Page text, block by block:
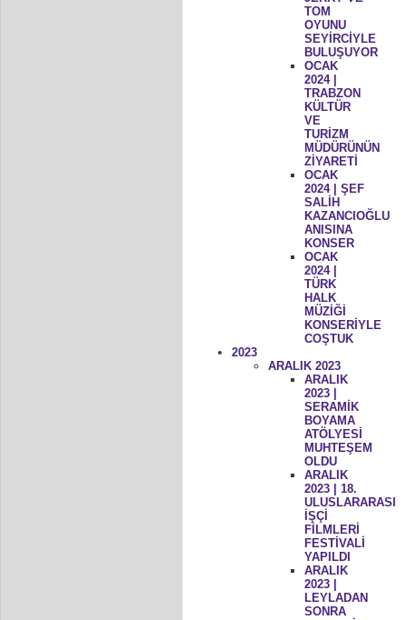
TOM
OYUNU
SEYİRCİYLE
BULUŞUYOR
OCAK
2024 |
TRABZON
KÜLTÜR
VE
TURİZM
MÜDÜRÜNÜN
ZİYARETİ
OCAK
2024 | ŞEF
SALİH
KAZANCIOĞLU
ANISINA
KONSER
OCAK
2024 |
TÜRK
HALK
MÜZİĞİ
KONSERİYLE
COŞTUK
2023
ARALIK 2023
ARALIK
2023 |
SERAMİK
BOYAMA
ATÖLYESİ
MUHTEŞEM
OLDU
ARALIK
2023 | 18.
ULUSLARARASI
İŞÇİ
FİLMLERİ
FESTİVALİ
YAPILDI
ARALIK
2023 |
LEYLADAN
SONRA